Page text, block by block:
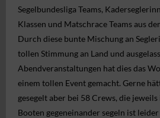
Segelbundesliga Teams,
Klassen und Matschrace Teams aus
Durch diese bunte Mischung an
tollen Stimmung an Land und
Abendveranstaltungen hat dies das
einem tollen Event gemacht. Gerne
gesegelt aber bei 58 Crews, die
Booten gegeneinander segeln ist